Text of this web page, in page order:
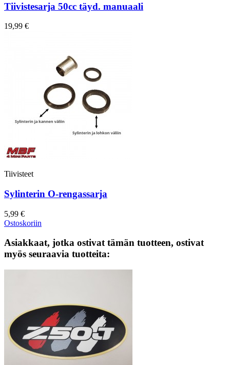
Tiivistesarja 50cc täyd. manuaali
19,99 €
Tiivisteet
Sylinterin O-rengassarja
5,99 €
Ostoskoriin
Asiakkaat, jotka ostivat tämän tuotteen, ostivat
myös seuraavia tuotteita: